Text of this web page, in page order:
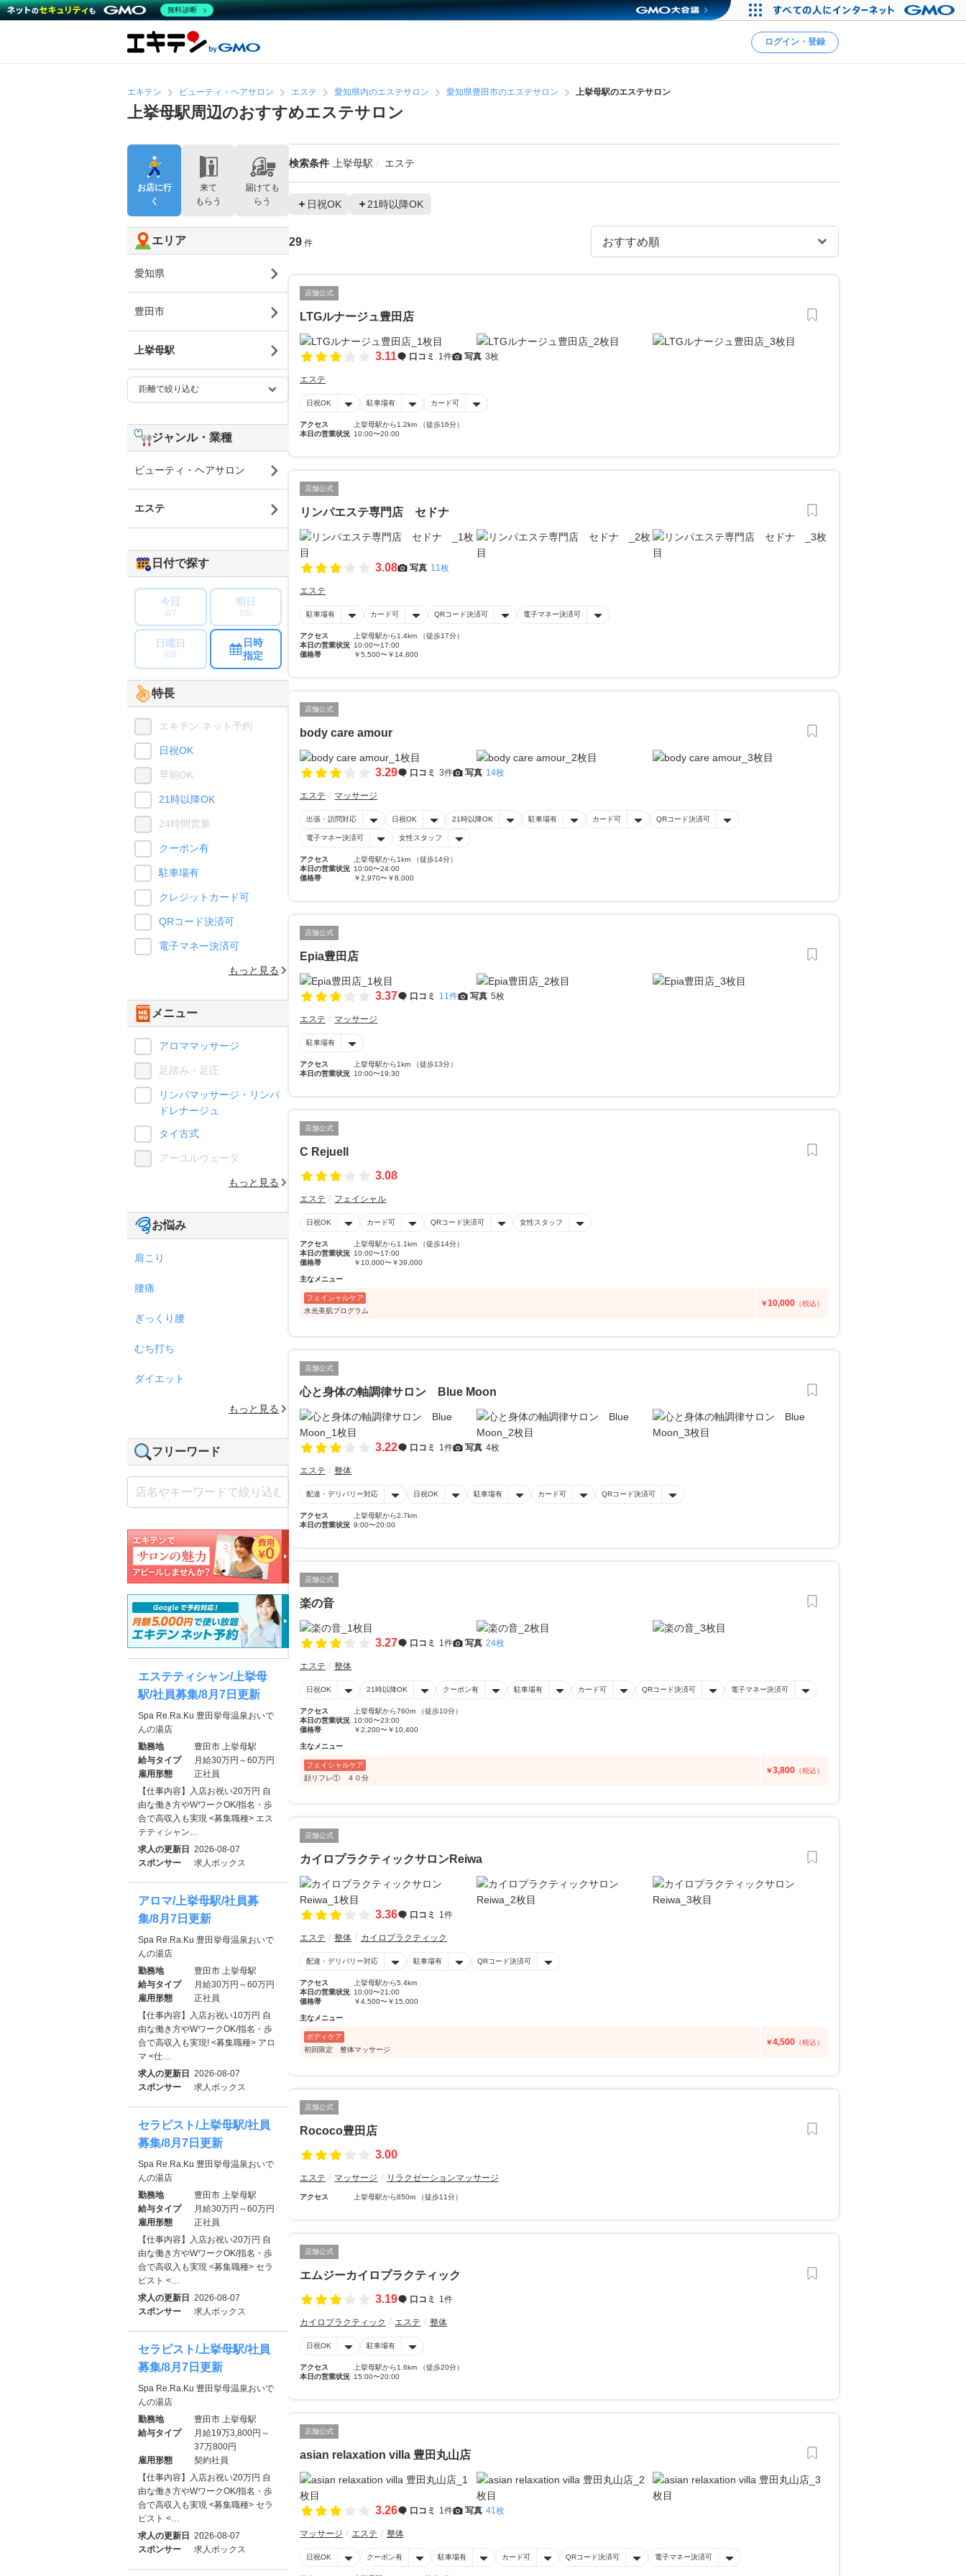
ログイン・登録
エキテン ビューティ・ヘアサロン エステ 愛知県内のエステサロン 愛知県豊田市のエステサロン 上挙母駅のエステサロン
上挙母駅周辺のおすすめエステサロン
検索条件 上挙母駅 エステ
日祝OK 21時以降OK
29 件
店舗公式
LTGルナージュ豊田店
3.11 口コミ 1件 写真 3枚
エステ
日祝OK 駐車場有 カード可
アクセス
上挙母駅から1.2km （徒歩16分）
本日の営業状況 10:00〜20:00
店舗公式
リンパエステ専門店 セドナ
3.08 写真 11枚
エステ
駐車場有 カード可 QRコード決済可 電子マネー決済可
アクセス
上挙母駅から1.4km （徒歩17分）
本日の営業状況 10:00〜17:00
価格帯
￥5,500〜￥14,800
店舗公式
body care amour
3.29 口コミ 3件 写真 14枚
エステ マッサージ
出張・訪問対応 日祝OK 21時以降OK 駐車場有 カード可 QRコード決済可
電子マネー決済可 女性スタッフ
アクセス
上挙母駅から1km （徒歩14分）
本日の営業状況 10:00〜24:00
価格帯
￥2,970〜￥8,000
店舗公式
Epia豊田店
3.37 口コミ 11件 写真 5枚
エステ マッサージ
駐車場有
アクセス
上挙母駅から1km （徒歩13分）
本日の営業状況 10:00〜19:30
店舗公式
C Rejuell
3.08
エステ フェイシャル
日祝OK カード可 QRコード決済可 女性スタッフ
アクセス
上挙母駅から1.1km （徒歩14分）
本日の営業状況 10:00〜17:00
価格帯
￥10,000〜￥39,000
主なメニュー
フェイシャルケア
水光美肌プログラム
￥10,000 （税込）
店舗公式
心と身体の軸調律サロン Blue Moon
3.22 口コミ 1件 写真 4枚
エステ 整体
配達・デリバリー対応 日祝OK 駐車場有 カード可 QRコード決済可
アクセス
上挙母駅から2.7km
本日の営業状況 9:00〜20:00
店舗公式
楽の音
3.27 口コミ 1件 写真 24枚
エステ 整体
日祝OK 21時以降OK クーポン有 駐車場有 カード可 QRコード決済可 電子マネー決済可
アクセス
上挙母駅から760m （徒歩10分）
本日の営業状況 10:00〜23:00
価格帯
￥2,200〜￥10,400
主なメニュー
フェイシャルケア
顔リフレ① ４０分
￥3,800 （税込）
店舗公式
カイロプラクティックサロンReiwa
3.36 口コミ 1件
エステ 整体 カイロプラクティック
配達・デリバリー対応 駐車場有 QRコード決済可
アクセス
上挙母駅から5.4km
本日の営業状況 10:00〜21:00
価格帯
￥4,500〜￥15,000
主なメニュー
ボディケア
初回限定 整体マッサージ
￥4,500 （税込）
店舗公式
Rococo豊田店
3.00
エステ マッサージ リラクゼーションマッサージ
アクセス 上挙母駅から850m （徒歩11分）
店舗公式
エムジーカイロプラクティック
3.19
口コミ 1件
カイロプラクティック エステ 整体
日祝OK 駐車場有
アクセス
上挙母駅から1.6km （徒歩20分）
本日の営業状況 15:00〜20:00
店舗公式
asian relaxation villa 豊田丸山店
3.26 口コミ 1件 写真 41枚
マッサージ エステ 整体
日祝OK クーポン有 駐車場有 カード可 QRコード決済可 電子マネー決済可
お店に行
く
来て
もらう
届けても
らう
エリア
愛知県
豊田市
上挙母駅
ジャンル・業種
ビューティ・ヘアサロン
エステ
日付で探す
今日
8/7
明日
8/8
日曜日
8/9
日時
指定
特長
エキテン ネット予約
日祝OK
早朝OK
21時以降OK
24時間営業
クーポン有
駐車場有
クレジットカード可
QRコード決済可
電子マネー決済可
もっと見る
メニュー
アロママッサージ
足踏み・足圧
リンパマッサージ・リンパ
ドレナージュ
タイ古式
アーユルヴェーダ
もっと見る
お悩み
肩こり
腰痛
ぎっくり腰
むち打ち
ダイエット
もっと見る
フリーワード
エステティシャン/上挙母
駅/社員募集/8月7日更新
Spa Re.Ra.Ku 豊田挙母温泉おいで
んの湯店
勤務地
豊田市 上挙母駅
給与タイプ
月給30万円～60万円
雇用形態
正社員
【仕事内容】入店お祝い20万円 自
由な働き方やWワークOK/指名・歩
合で高収入も実現 <募集職種> エス
テティシャン…
求人の更新日 2026-08-07
スポンサー
求人ボックス
アロマ/上挙母駅/社員募
集/8月7日更新
Spa Re.Ra.Ku 豊田挙母温泉おいで
んの湯店
勤務地
豊田市 上挙母駅
給与タイプ
月給30万円～60万円
雇用形態
正社員
【仕事内容】入店お祝い10万円 自
由な働き方やWワークOK/指名・歩
合で高収入も実現! <募集職種> アロ
マ <仕…
求人の更新日 2026-08-07
スポンサー
求人ボックス
セラピスト/上挙母駅/社員
募集/8月7日更新
Spa Re.Ra.Ku 豊田挙母温泉おいで
んの湯店
勤務地
豊田市 上挙母駅
給与タイプ
月給30万円～60万円
雇用形態
正社員
【仕事内容】入店お祝い20万円 自
由な働き方やWワークOK/指名・歩
合で高収入も実現 <募集職種> セラ
ピスト <…
求人の更新日 2026-08-07
スポンサー
求人ボックス
セラピスト/上挙母駅/社員
募集/8月7日更新
Spa Re.Ra.Ku 豊田挙母温泉おいで
んの湯店
勤務地
豊田市 上挙母駅
給与タイプ
月給19万3,800円～
37万800円
雇用形態
契約社員
【仕事内容】入店お祝い20万円 自
由な働き方やWワークOK/指名・歩
合で高収入も実現 <募集職種> セラ
ピスト <…
求人の更新日 2026-08-07
スポンサー
求人ボックス
無料診断